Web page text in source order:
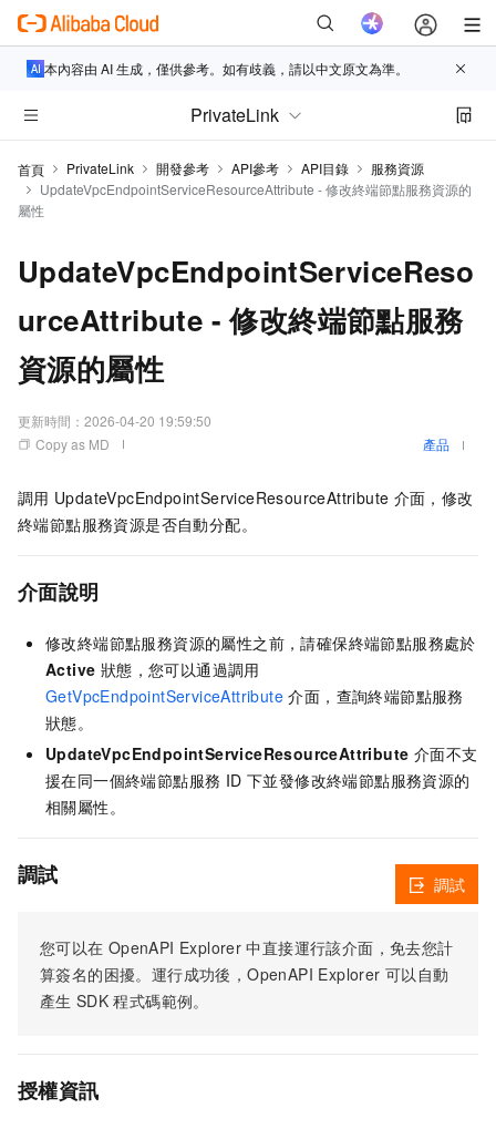
本內容由 AI 生成，僅供參考。如有歧義，請以中文原文為準。
PrivateLink
首頁 PrivateLink 開發參考 API參考 API目錄
服務資源
UpdateVpcEndpointServiceResourceAttribute - 修改終端節點服務資源的
屬性
UpdateVpcEndpointServiceReso
urceAttribute - 修改終端節點服務
資源的屬性
更新時間： 2026-04-20 19:59:50
Copy as MD
產品
調用 UpdateVpcEndpointServiceResourceAttribute 介面，修改
終端節點服務資源是否自動分配。
介面說明
修改終端節點服務資源的屬性之前，請確保終端節點服務處於
Active 狀態，您可以通過調用
GetVpcEndpointServiceAttribute 介面，查詢終端節點服務
狀態。
UpdateVpcEndpointServiceResourceAttribute 介面不支
援在同一個終端節點服務 ID 下並發修改終端節點服務資源的
相關屬性。
調試
您可以在 OpenAPI Explorer 中直接運行該介面，免去您計
算簽名的困擾。運行成功後，OpenAPI Explorer 可以自動
產生 SDK 程式碼範例。
調試
授權資訊